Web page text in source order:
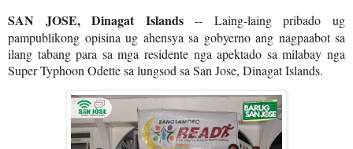
SAN JOSE, Dinagat Islands-- Laing-laing pribado ug
pampublikong opisina ug ahensya sa gobyerno ang nagpaabot sa
ilang tabang para sa mga residente nga apektado sa milabay nga
Super Typhoon Odette sa lungsod sa San Jose, Dinagat Islands.